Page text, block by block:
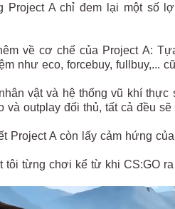
Project A chỉ đem lại một số
về cơ chế của Project A:
như eco, forcebuy, fullbuy,...
vật và hệ thống vũ khí
và outplay đối thủ, tất cả đều
Project A còn lấy cảm hứng
từng chơi kể từ khi CS:GO ra